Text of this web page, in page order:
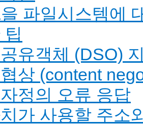
파일시스템에
팁
유객체 (DSO)
상 (content
정의 오류 응답
가 사용할 주소